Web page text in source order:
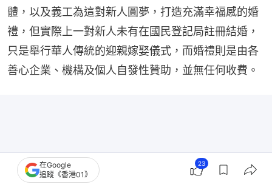
體，以及義工為這對新人圓夢，打造充滿幸福感的婚
禮，但實際上一對新人未有在國民登記局註冊結婚，
只是舉行華人傳統的迎親嫁娶儀式，而婚禮則是由各
善心企業、機構及個人自發性贊助，並無任何收費。
在Google
追蹤《香港01》
23